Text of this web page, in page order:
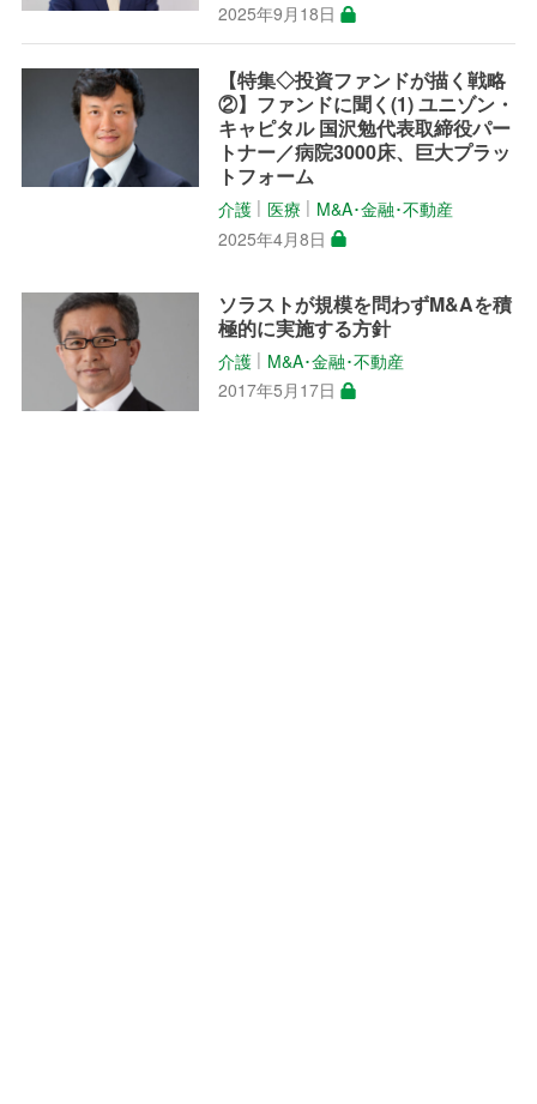
2025年9月18日
【特集◇投資ファンドが描く戦略
②】ファンドに聞く(1) ユニゾン・
キャピタル 国沢勉代表取締役パー
トナー／病院3000床、巨大プラッ
トフォーム
介護 │医療 │ M&A･金融･不動産
2025年4月8日
ソラストが規模を問わずM&Aを積
極的に実施する方針
介護 │ M&A･金融･不動産
2017年5月17日